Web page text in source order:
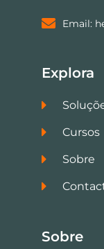
Email:
Explora
Cursos
Sobre
Sobre